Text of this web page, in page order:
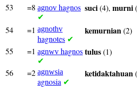
53 =8 agnov hagnos
✔
suci(4), murni
54
=1 agnothv
hagnotes ✔
kemurnian(2)
55 =1 agnwv hagnos
✔
tulus(1)
56 =2 agnwsia
agnosia ✔
ketidaktahuan